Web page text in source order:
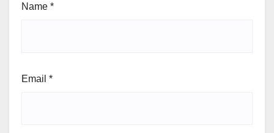
Name *
Email *